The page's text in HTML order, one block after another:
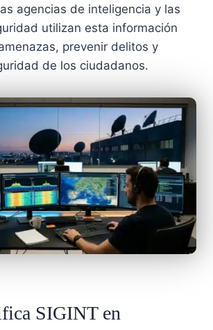
agencias de inteligencia y las
utilizan esta información
prevenir delitos y
de los ciudadanos.
SIGINT en